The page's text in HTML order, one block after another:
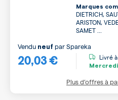
Marques
DIETRICH,
ARISTON,
SAMET ...
20,03 €
Vendu neuf parSpareka
Livré
Mercredi
Plus d’offres à